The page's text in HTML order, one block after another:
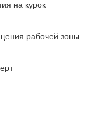
на курок
рабочей зоны